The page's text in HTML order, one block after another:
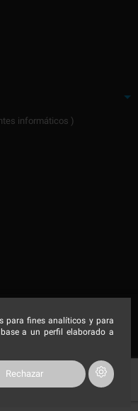
para fines analíticos y para
a un perfil elaborado a
Rechazar
informáticos )
a 19:00h